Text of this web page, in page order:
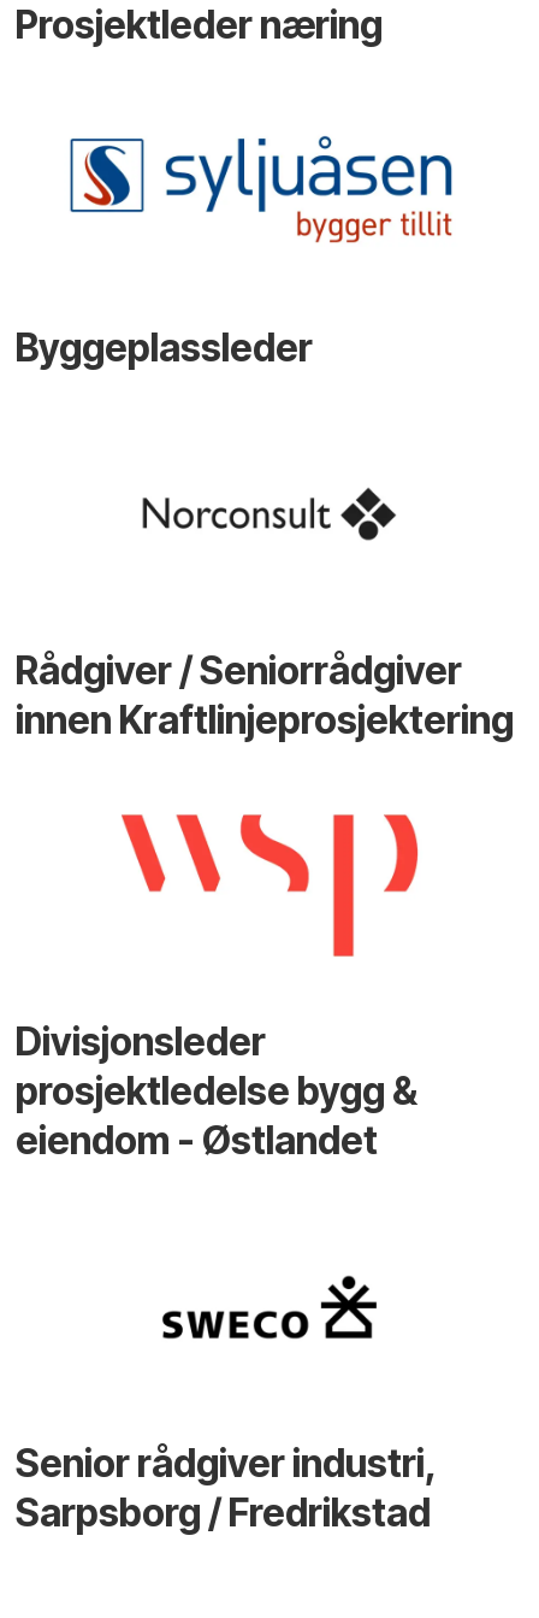
Prosjektleder næring
Byggeplassleder
Rådgiver / Seniorrådgiver
innen Kraftlinjeprosjektering
Divisjonsleder
prosjektledelse bygg &
eiendom - Østlandet
Senior rådgiver industri,
Sarpsborg / Fredrikstad